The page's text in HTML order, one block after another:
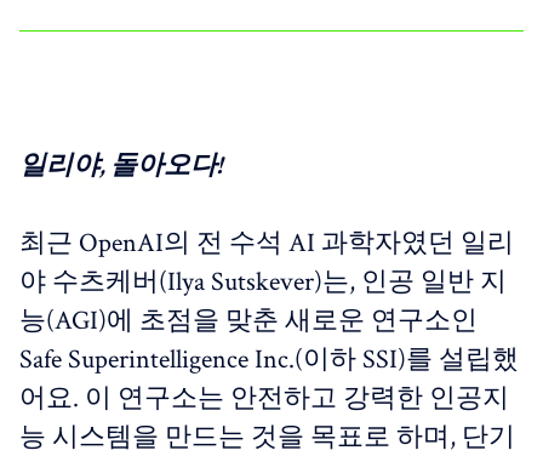
일리야, 돌아오다!
최근 OpenAI의 전 수석 AI 과학자였던 일리
야 수츠케버(Ilya Sutskever)는, 인공 일반 지
능(AGI)에 초점을 맞춘 새로운 연구소인
Safe Superintelligence Inc.(이하 SSI)를 설립했
어요. 이 연구소는 안전하고 강력한 인공지
능 시스템을 만드는 것을 목표로 하며, 단기